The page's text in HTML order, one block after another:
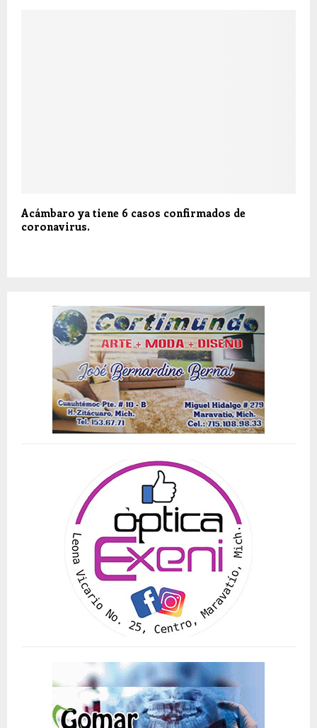
Acámbaro ya tiene 6 casos confirmados de
coronavirus.